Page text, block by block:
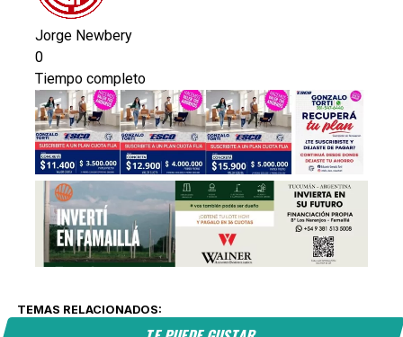
Jorge Newbery
0
Tiempo completo
TEMAS RELACIONADOS: